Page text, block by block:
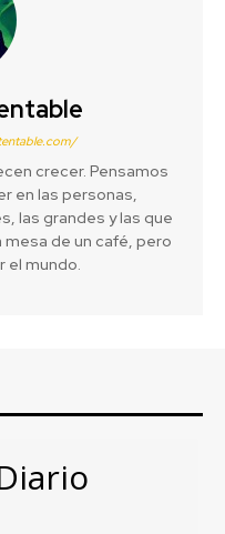
crecer. Pensamos
en las personas,
las grandes y las que
de un café, pero
el mundo.